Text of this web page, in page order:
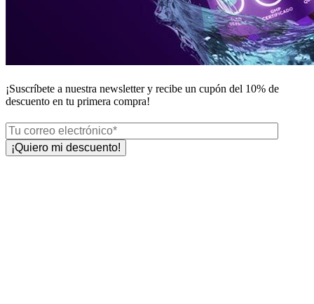
¡Suscríbete a nuestra newsletter y recibe un cupón del 10% de
descuento en tu primera compra!